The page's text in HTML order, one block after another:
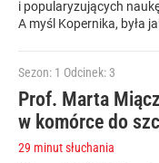
i popularyzujących
A myśl Kopernika, była
Sezon: 1 Odcinek: 3
Prof. Marta
w komórce do
29 minut słuchania